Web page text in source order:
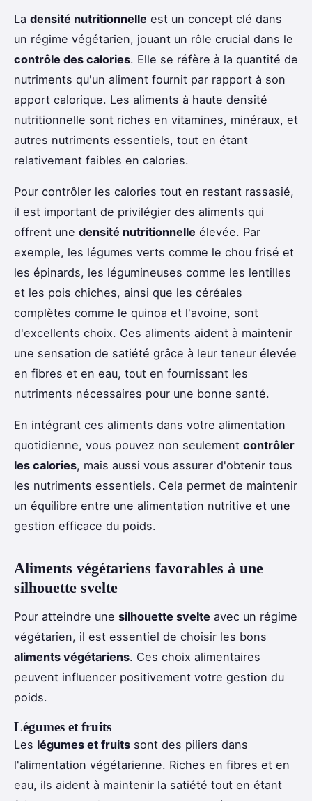
La densité nutritionnelle est un concept clé dans
un régime végétarien, jouant un rôle crucial dans le
contrôle des calories. Elle se réfère à la quantité de
nutriments qu'un aliment fournit par rapport à son
apport calorique. Les aliments à haute densité
nutritionnelle sont riches en vitamines, minéraux, et
autres nutriments essentiels, tout en étant
relativement faibles en calories.
Pour contrôler les calories tout en restant rassasié,
il est important de privilégier des aliments qui
offrent une densité nutritionnelle élevée. Par
exemple, les légumes verts comme le chou frisé et
les épinards, les légumineuses comme les lentilles
et les pois chiches, ainsi que les céréales
complètes comme le quinoa et l'avoine, sont
d'excellents choix. Ces aliments aident à maintenir
une sensation de satiété grâce à leur teneur élevée
en fibres et en eau, tout en fournissant les
nutriments nécessaires pour une bonne santé.
En intégrant ces aliments dans votre alimentation
quotidienne, vous pouvez non seulement contrôler
les calories, mais aussi vous assurer d'obtenir tous
les nutriments essentiels. Cela permet de maintenir
un équilibre entre une alimentation nutritive et une
gestion efficace du poids.
Aliments végétariens favorables à une
silhouette svelte
Pour atteindre une silhouette svelte avec un régime
végétarien, il est essentiel de choisir les bons
aliments végétariens. Ces choix alimentaires
peuvent influencer positivement votre gestion du
poids.
Légumes et fruits
Les légumes et fruits sont des piliers dans
l'alimentation végétarienne. Riches en fibres et en
eau, ils aident à maintenir la satiété tout en étant